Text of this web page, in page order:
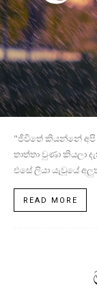
"ජීවිතේ කියන්නේ අපි
තාත්තා වුණා කියලා
එසේ ලියා යැවූයේ
READ MORE